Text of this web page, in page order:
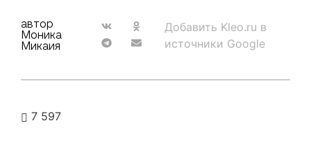
автор
Моника
Микаия
Добавить Kleo.ru в
источники Google
7 597